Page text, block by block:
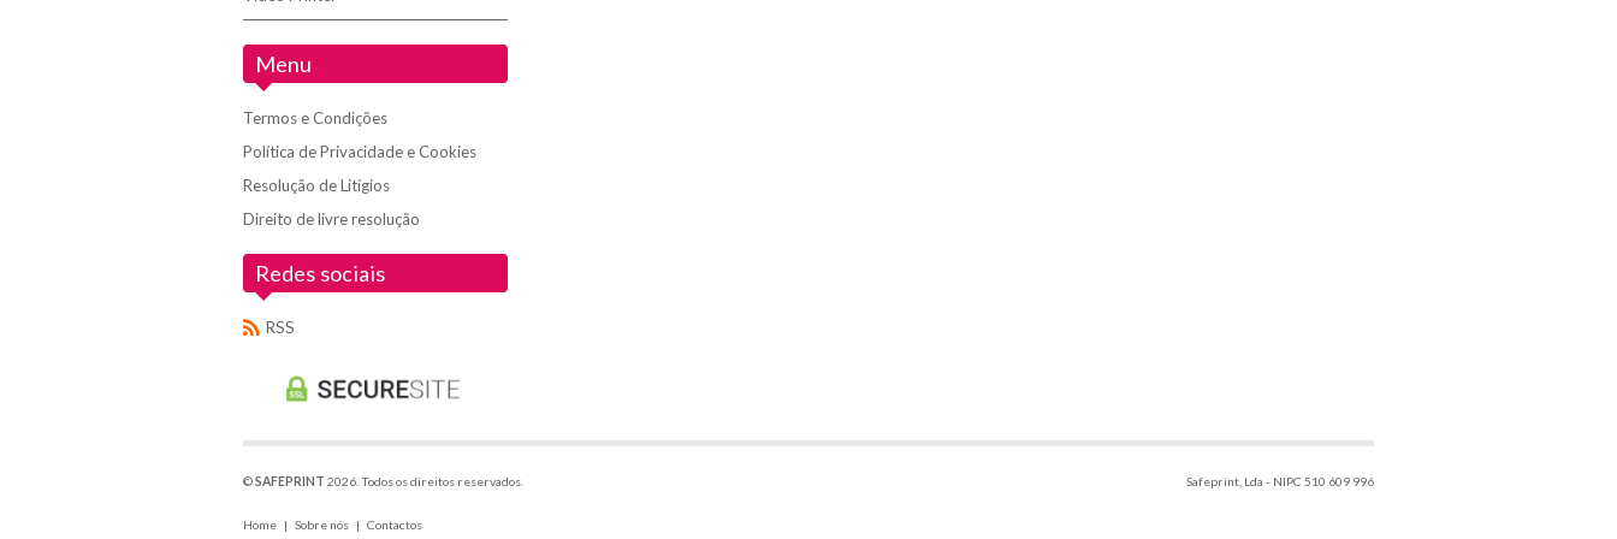
Menu
Termos e Condições
Política de Privacidade e Cookies
Resolução de Litígios
Direito de livre resolução
Redes sociais
RSS
©SAFEPRINT 2026. Todos os direitos reservados.
Home | Sobre nós | Contactos
Safeprint, Lda - NIPC 510 609 996